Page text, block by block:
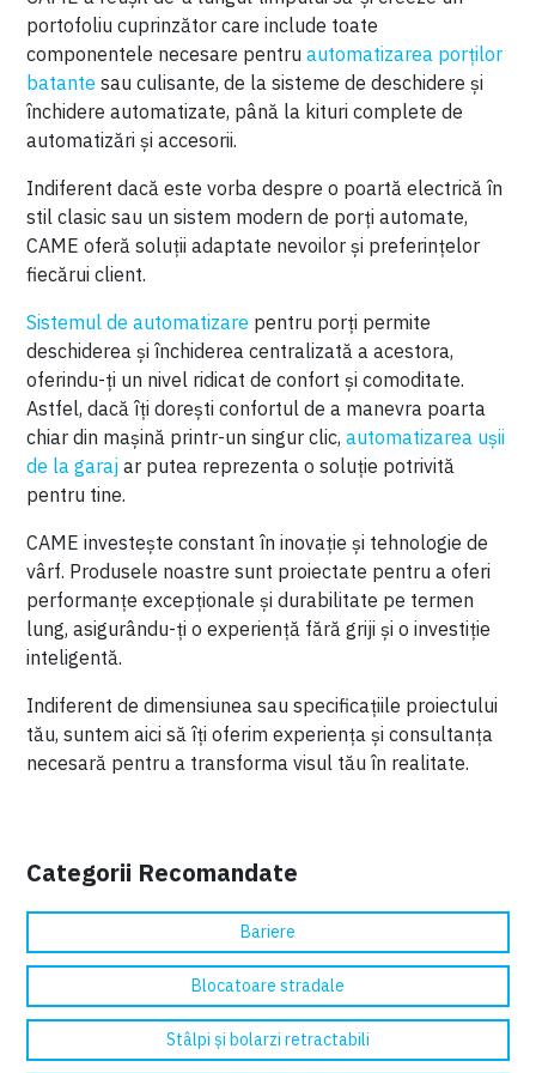
portofoliu cuprinzător care include toate
componentele necesare pentruautomatizarea porților
batante sau culisante, de la sisteme de deschidere și
închidere automatizate, până la kituri complete de
automatizări și accesorii.
Indiferent dacă este vorba despre o poartă electrică în
stil clasic sau un sistem modern de porți automate,
CAME oferă soluții adaptate nevoilor și preferințelor
fiecărui client.
Sistemul de automatizare pentru porți permite
deschiderea și închiderea centralizată a acestora,
oferindu-ți un nivel ridicat de confort și comoditate.
Astfel, dacă îți dorești confortul de a manevra poarta
chiar din mașină printr-un singur clic,automatizarea ușii
de la garaj ar putea reprezenta o soluție potrivită
pentru tine.
CAME investește constant în inovație și tehnologie de
vârf. Produsele noastre sunt proiectate pentru a oferi
performanțe excepționale și durabilitate pe termen
lung, asigurându-ți o experiență fără griji și o investiție
inteligentă.
Indiferent de dimensiunea sau specificațiile proiectului
tău, suntem aici să îți oferim experiența și consultanța
necesară pentru a transforma visul tău în realitate.
Categorii Recomandate
Bariere
Blocatoare stradale
Stâlpi și bolarzi retractabili